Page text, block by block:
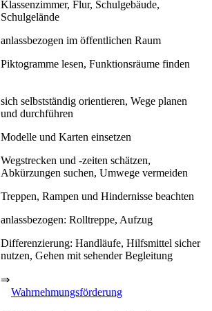
Klassenzimmer, Flur, Schulgebäude,
Schulgelände
anlassbezogen im öffentlichen Raum
Piktogramme lesen, Funktionsräume finden
sich selbstständig orientieren, Wege planen
und durchführen
Modelle und Karten einsetzen
Wegstrecken und -zeiten schätzen,
Abkürzungen suchen, Umwege vermeiden
Treppen, Rampen und Hindernisse beachten
anlassbezogen: Rolltreppe, Aufzug
Differenzierung: Handläufe, Hilfsmittel sicher
nutzen, Gehen mit sehender Begleitung
⇒
Wahrnehmungsförderung